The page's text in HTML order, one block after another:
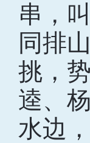
串，
同排
挑，
逵、
水边